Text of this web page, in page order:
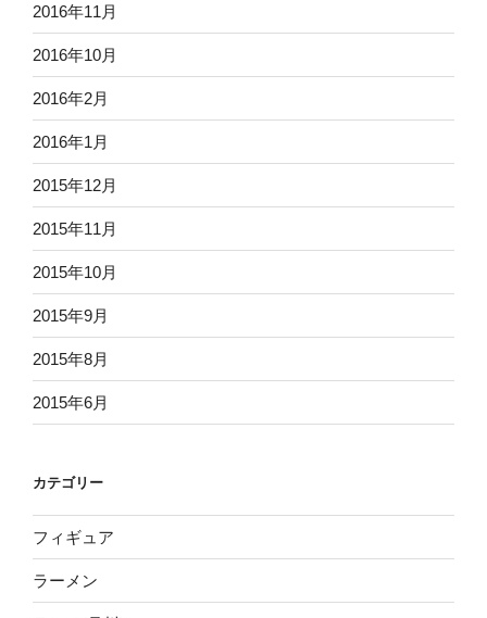
2016年11月
2016年10月
2016年2月
2016年1月
2015年12月
2015年11月
2015年10月
2015年9月
2015年8月
2015年6月
カテゴリー
フィギュア
ラーメン